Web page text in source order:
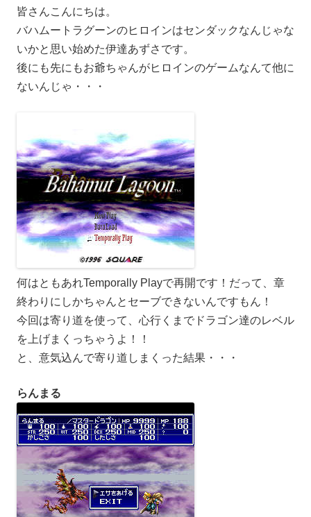
皆さんこんにちは。
バハムートラグーンのヒロインはセンダックなんじゃな
いかと思い始めた伊達あずさです。
後にも先にもお爺ちゃんがヒロインのゲームなんて他に
ないんじゃ・・・
何はともあれTemporally Playで再開です！だって、章
終わりにしかちゃんとセーブできないんですもん！
今回は寄り道を使って、心行くまでドラゴン達のレベル
を上げまくっちゃうよ！！
と、意気込んで寄り道しまくった結果・・・
らんまる